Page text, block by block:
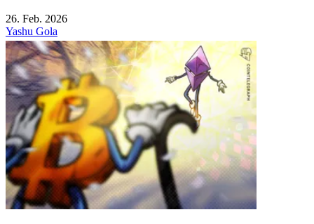
26. Feb. 2026
Yashu Gola